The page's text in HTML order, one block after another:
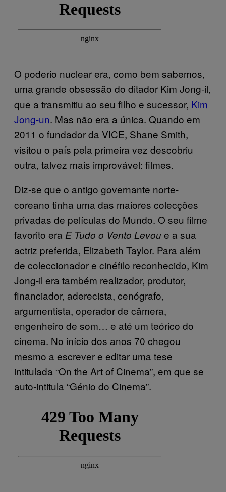
O poderio nuclear era, como bem sabemos,
uma grande obsessão do ditador Kim Jong-il,
que a transmitiu ao seu filho e sucessor, Kim
Jong-un. Mas não era a única. Quando em
2011 o fundador da VICE, Shane Smith,
visitou o país pela primeira vez descobriu
outra, talvez mais improvável: filmes.
Diz-se que o antigo governante norte-
coreano tinha uma das maiores colecções
privadas de películas do Mundo. O seu filme
favorito era E Tudo o Vento Levoue a sua
actriz preferida, Elizabeth Taylor. Para além
de coleccionador e cinéfilo reconhecido, Kim
Jong-il era também realizador, produtor,
financiador, aderecista, cenógrafo,
argumentista, operador de câmera,
engenheiro de som… e até um teórico do
cinema. No início dos anos 70 chegou
mesmo a escrever e editar uma tese
intitulada “On the Art of Cinema”, em que se
auto-intitula “Génio do Cinema”.